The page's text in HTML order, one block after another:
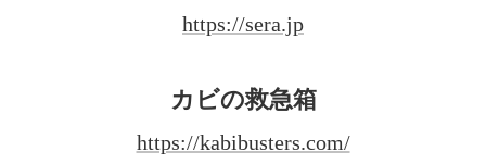
https://sera.jp
カビの救急箱
https://kabibusters.com/